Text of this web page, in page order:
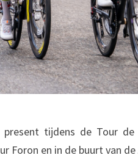
tijdens de Tour de
Foron en in de buurt van de